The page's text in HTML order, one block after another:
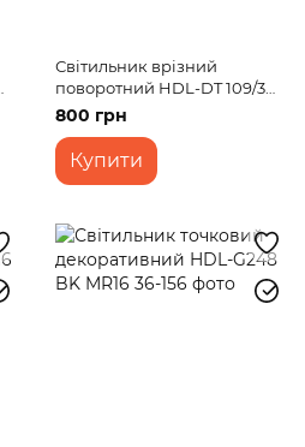
Світильник врізний
поворотний HDL-DT 109/3
MR16 WH
800 грн
Купити